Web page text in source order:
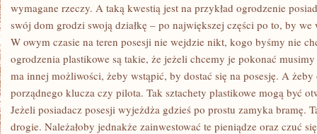
wymagane rzeczy. A taką kwestią jest na przykład ogrodzenie
swój dom grodzi swoją działkę – po największej części po to, by we
W owym czasie na teren posesji nie wejdzie nikt, kogo byśmy nie
ogrodzenia plastikowe są takie, że jeżeli chcemy je pokonać
ma innej możliwości, żeby wstąpić, by dostać się na posesję. A
porządnego klucza czy pilota. Tak sztachety plastikowe mogą być
Jeżeli posiadacz posesji wyjeżdża gdzieś po prostu zamyka bramę.
drogie. Należałoby jednakże zainwestować te pieniądze oraz czuć